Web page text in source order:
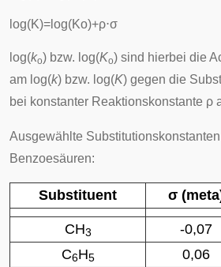
log(K)= log(Ko)+ρ⋅σ
log(ko) bzw. log(Ko) sind hierbei die
am log(k) bzw. log(K) gegen die
bei konstanter Reaktionskonstante ρ
Ausgewählte
Benzoesäuren:
Substituent σ
CH3 -0,07
C6H5 0,06